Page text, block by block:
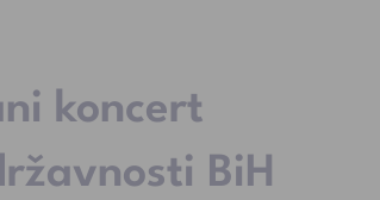
koncert
BiH